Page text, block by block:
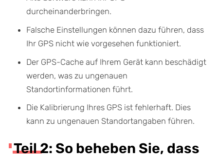
durcheinanderbringen.
Falsche Einstellungen können dazu führen, dass
Ihr GPS nicht wie vorgesehen funktioniert.
Der GPS-Cache auf Ihrem Gerät kann beschädigt
werden, was zu ungenauen
Standortinformationen führt.
Die Kalibrierung Ihres GPS ist fehlerhaft. Dies
kann zu ungenauen Standortangaben führen.
Teil 2: So beheben Sie, dass